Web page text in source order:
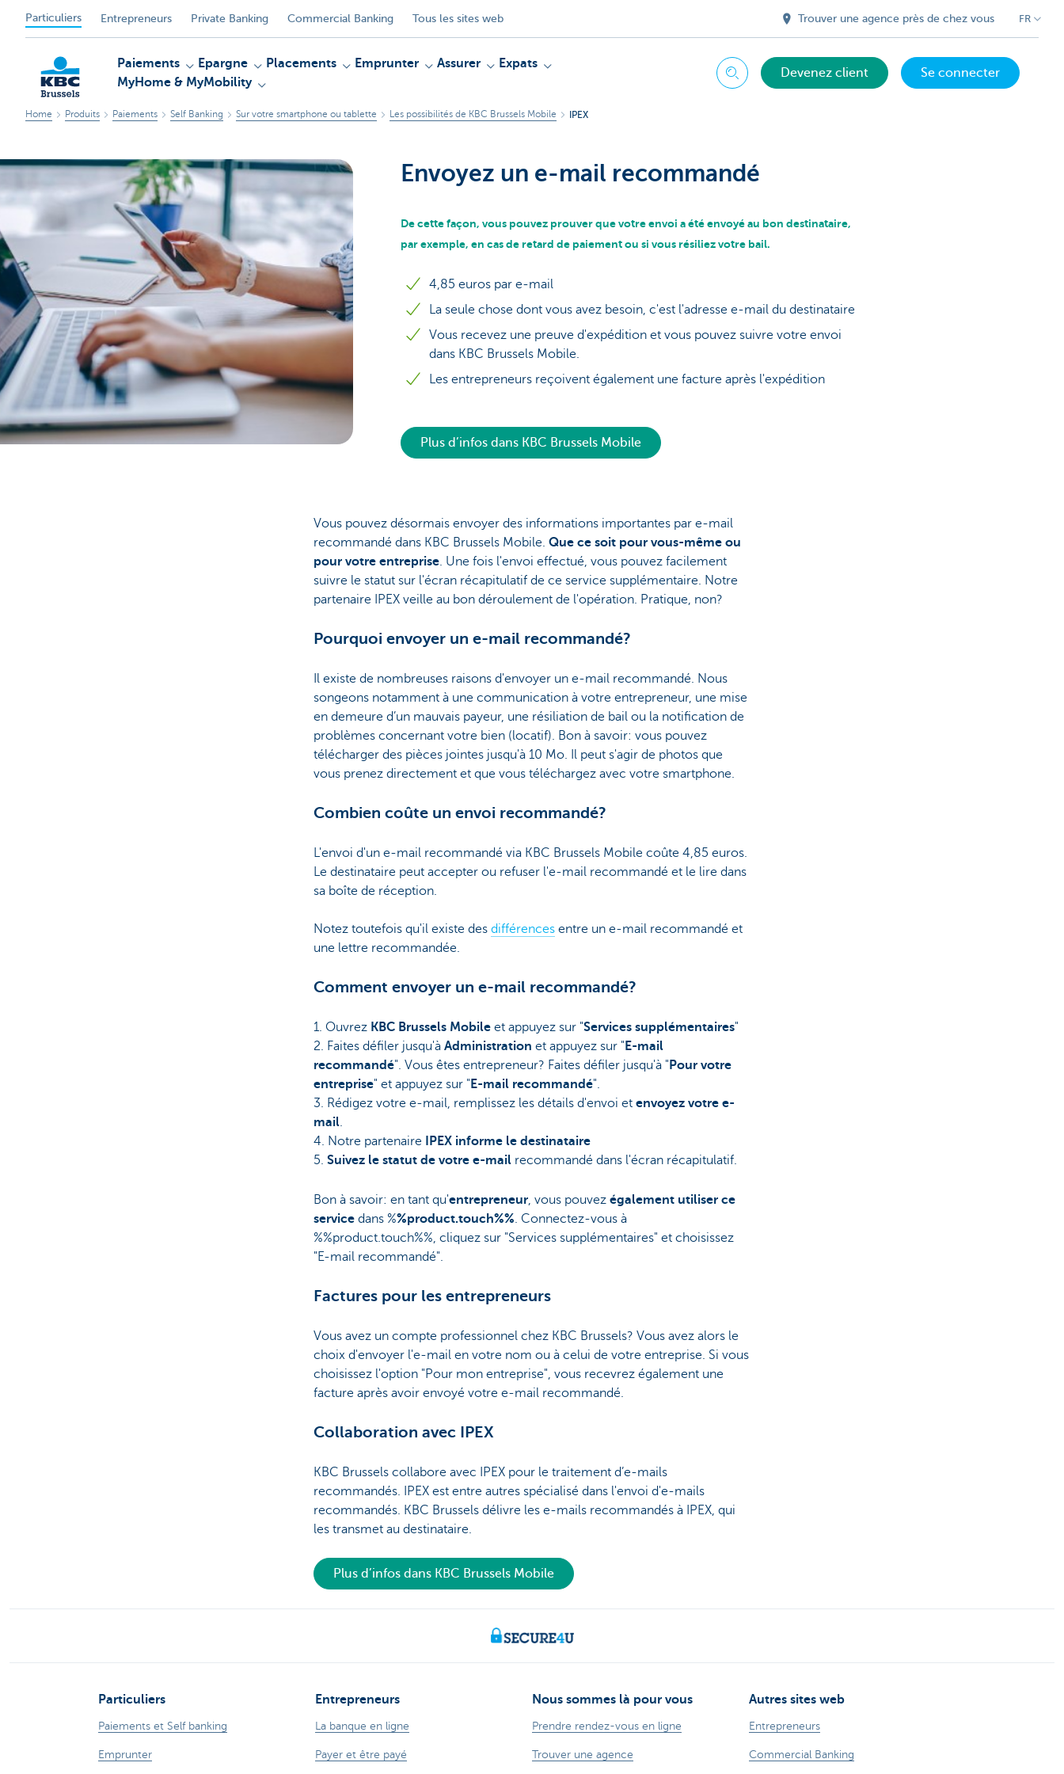
Particuliers Entrepreneurs Private Banking Commercial Banking Tous les sites web Trouver une agence près de chez vous FR
KBC
Brussels
Paiements Epargne Placements Emprunter Assurer
Expats
MyHome & MyMobility
ChercherDevenez client Se connecter
Home Produits Paiements Self Banking Sur votre smartphone ou tablette Les possibilités de KBC Brussels Mobile IPEX
Envoyez un e-mail recommandé
De cette façon, vous pouvez prouver que votre envoi a été envoyé au bon destinataire,
par exemple, en cas de retard de paiement ou si vous résiliez votre bail.
4,85 euros par e-mail
La seule chose dont vous avez besoin, c'est l'adresse e-mail du destinataire
Vous recevez une preuve d'expédition et vous pouvez suivre votre envoi
dans KBC Brussels Mobile.
Les entrepreneurs reçoivent également une facture après l'expédition
Plus d’infos dans KBC Brussels Mobile
Vous pouvez désormais envoyer des informations importantes par e-mail
recommandé dans KBC Brussels Mobile. Que ce soit pour vous-même ou
pour votre entreprise. Une fois l'envoi effectué, vous pouvez facilement
suivre le statut sur l'écran récapitulatif de ce service supplémentaire. Notre
partenaire IPEX veille au bon déroulement de l'opération. Pratique, non?
Pourquoi envoyer un e-mail recommandé?
Il existe de nombreuses raisons d'envoyer un e-mail recommandé. Nous
songeons notamment à une communication à votre entrepreneur, une mise
en demeure d’un mauvais payeur, une résiliation de bail ou la notification de
problèmes concernant votre bien (locatif). Bon à savoir: vous pouvez
télécharger des pièces jointes jusqu'à 10 Mo. Il peut s'agir de photos que
vous prenez directement et que vous téléchargez avec votre smartphone.
Combien coûte un envoi recommandé?
L'envoi d'un e-mail recommandé via KBC Brussels Mobile coûte 4,85 euros.
Le destinataire peut accepter ou refuser l'e-mail recommandé et le lire dans
sa boîte de réception.
Notez toutefois qu'il existe des différencesentre un e-mail recommandé et
une lettre recommandée.
Comment envoyer un e-mail recommandé?
1. Ouvrez KBC Brussels Mobileet appuyez sur "Services supplémentaires"
2. Faites défiler jusqu'à Administration et appuyez sur " E-mail
recommandé". Vous êtes entrepreneur? Faites défiler jusqu'à " Pour votre
entreprise" et appuyez sur " E-mail recommandé".
3. Rédigez votre e-mail, remplissez les détails d'envoi et envoyez votre e-
mail.
4. Notre partenaire
IPEX informe le destinataire
5. Suivez le statut de votre e-mailrecommandé dans l'écran récapitulatif.
Bon à savoir: en tant qu'entrepreneur, vous pouvez également utiliser ce
servicedans %%product.touch%%. Connectez-vous à
%%product.touch%%, cliquez sur "Services supplémentaires" et choisissez
"E-mail recommandé".
Factures pour les entrepreneurs
Vous avez un compte professionnel chez KBC Brussels? Vous avez alors le
choix d'envoyer l'e-mail en votre nom ou à celui de votre entreprise. Si vous
choisissez l'option "Pour mon entreprise", vous recevrez également une
facture après avoir envoyé votre e-mail recommandé.
Collaboration avec IPEX
KBC Brussels collabore avec IPEX pour le traitement d’e-mails
recommandés. IPEX est entre autres spécialisé dans l'envoi d'e-mails
recommandés. KBC Brussels délivre les e-mails recommandés à IPEX, qui
les transmet au destinataire.
Plus d’infos dans KBC Brussels Mobile
Particuliers
Paiements et Self banking
Emprunter
Entrepreneurs
La banque en ligne
Payer et être payé
Nous sommes là pour vous
Prendre rendez-vous en ligne
Trouver une agence
Autres sites web
Entrepreneurs
Commercial Banking